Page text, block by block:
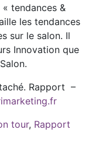
tendances &
les tendances
sur le salon. Il
Innovation que
Rapport –
tour, Rapport